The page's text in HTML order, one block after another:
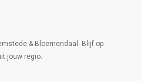
& Bloemendaal. Blijf op
jouw regio.